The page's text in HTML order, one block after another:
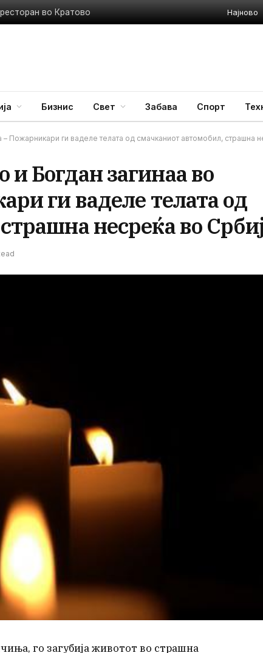
во Кратово Најново
Бизнис Свет Забава Спорт
Пожарникари ги ваделе телата од смачканиот автомобил, страшна
Богдан загинаа во
ги ваделе телата од
несреќа во
го загубија животот во страшна